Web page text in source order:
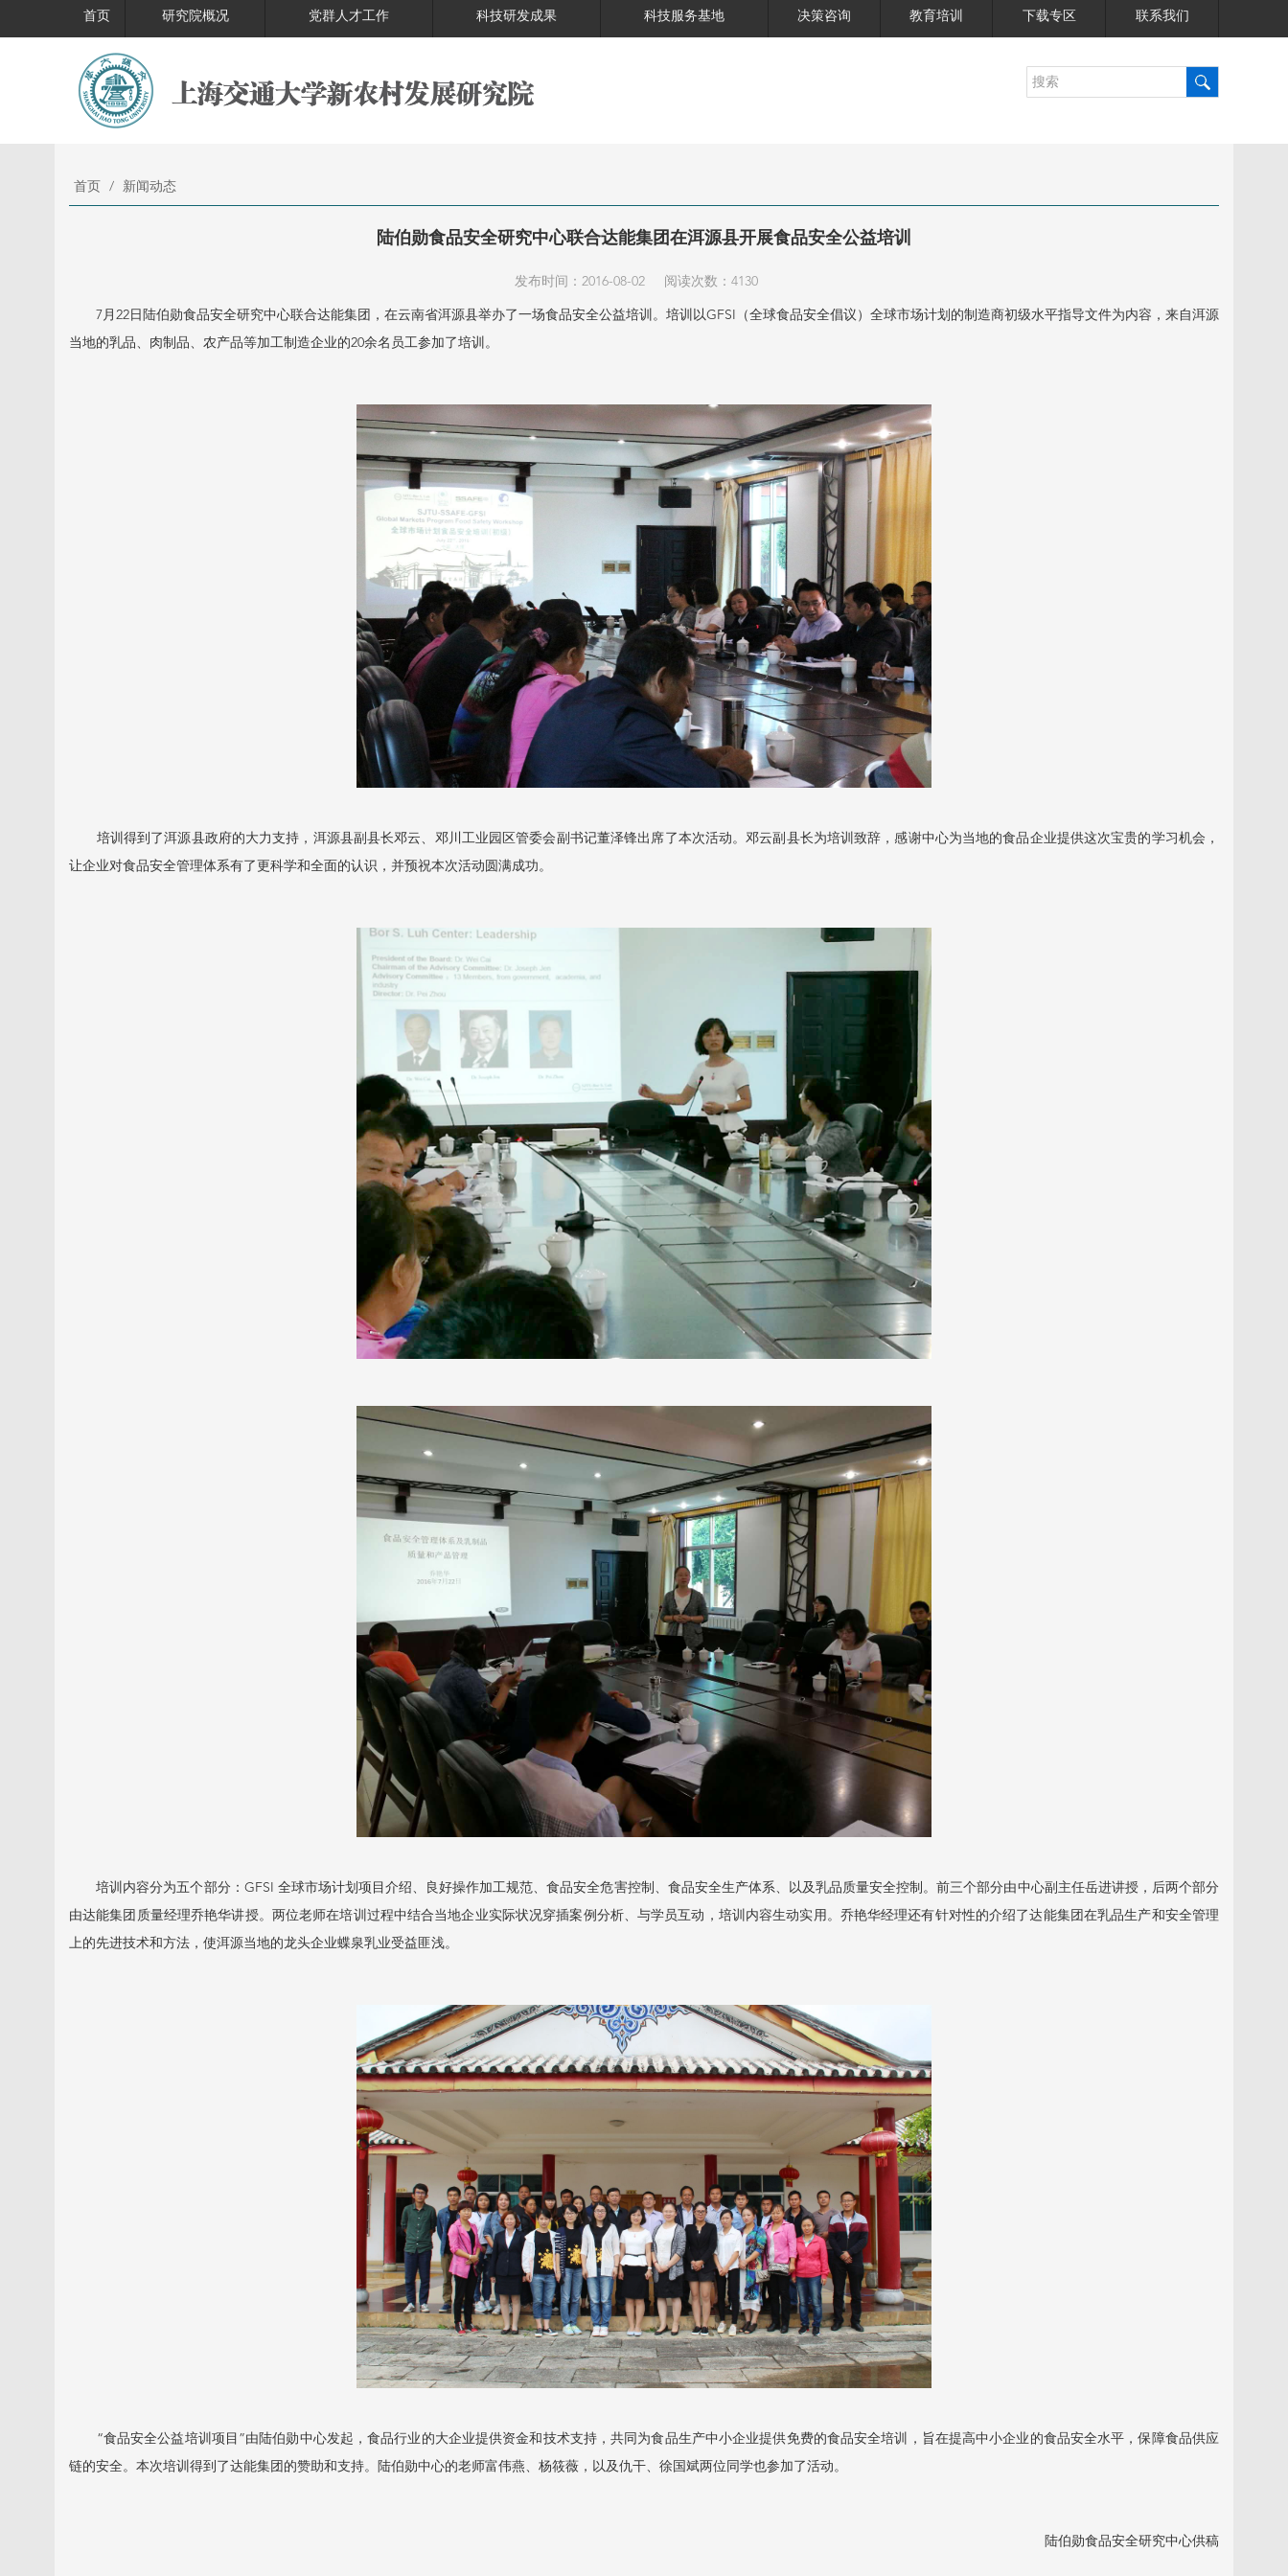
首页 研究院概况 党群人才工作 科技研发成果 科技服务基地 决策咨询 教育培训 下载专区 联系我们
首页 / 新闻动态
陆伯勋食品安全研究中心联合达能集团在洱源县开展食品安全公益培训
发布时间：2016-08-02 阅读次数：4130
7月22日陆伯勋食品安全研究中心联合达能集团，在云南省洱源县举办了一场食品安全公益培训。培训以GFSI（全球食品安全倡议）全球市场计划的制造商初级水平指导文件为内容，来自洱源
当地的乳品、肉制品、农产品等加工制造企业的20余名员工参加了培训。
培训得到了洱源县政府的大力支持，洱源县副县长邓云、邓川工业园区管委会副书记董泽锋出席了本次活动。邓云副县长为培训致辞，感谢中心为当地的食品企业提供这次宝贵的学习机会，
让企业对食品安全管理体系有了更科学和全面的认识，并预祝本次活动圆满成功。
培训内容分为五个部分：GFSI 全球市场计划项目介绍、良好操作加工规范、食品安全危害控制、食品安全生产体系、以及乳品质量安全控制。前三个部分由中心副主任岳进讲授，后两个部分
由达能集团质量经理乔艳华讲授。两位老师在培训过程中结合当地企业实际状况穿插案例分析、与学员互动，培训内容生动实用。乔艳华经理还有针对性的介绍了达能集团在乳品生产和安全管理
上的先进技术和方法，使洱源当地的龙头企业蝶泉乳业受益匪浅。
“食品安全公益培训项目”由陆伯勋中心发起，食品行业的大企业提供资金和技术支持，共同为食品生产中小企业提供免费的食品安全培训，旨在提高中小企业的食品安全水平，保障食品供应
链的安全。本次培训得到了达能集团的赞助和支持。陆伯勋中心的老师富伟燕、杨筱薇，以及仇干、徐国斌两位同学也参加了活动。
陆伯勋食品安全研究中心供稿